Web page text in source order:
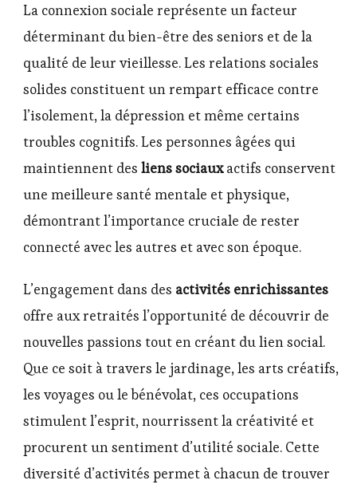
La connexion sociale représente un facteur
déterminant du bien-être des seniors et de la
qualité de leur vieillesse. Les relations sociales
solides constituent un rempart efficace contre
l’isolement, la dépression et même certains
troubles cognitifs. Les personnes âgées qui
maintiennent des liens sociauxactifs conservent
une meilleure santé mentale et physique,
démontrant l’importance cruciale de rester
connecté avec les autres et avec son époque.
L’engagement dans des activités enrichissantes
offre aux retraités l’opportunité de découvrir de
nouvelles passions tout en créant du lien social.
Que ce soit à travers le jardinage, les arts créatifs,
les voyages ou le bénévolat, ces occupations
stimulent l’esprit, nourrissent la créativité et
procurent un sentiment d’utilité sociale. Cette
diversité d’activités permet à chacun de trouver